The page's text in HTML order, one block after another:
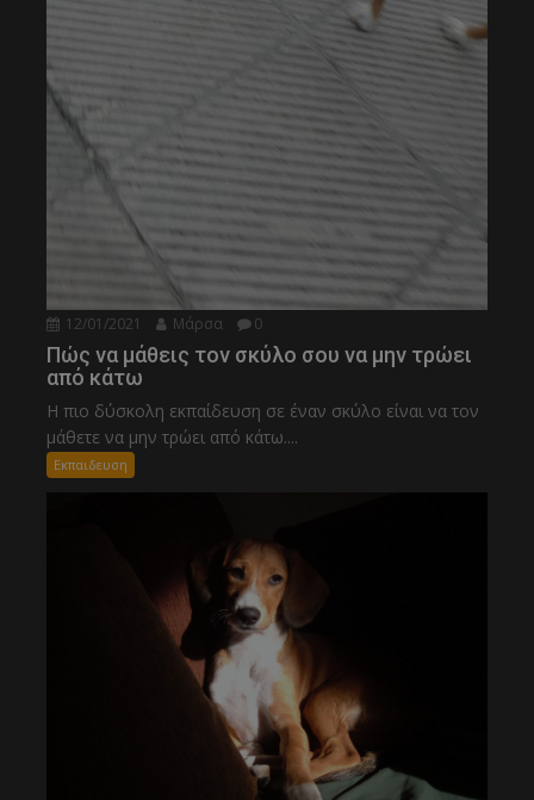
12/01/2021 Μάρσα 0
Πώς να μάθεις τον σκύλο σου να μην τρώει
από κάτω
Η πιο δύσκολη εκπαίδευση σε έναν σκύλο είναι να τον
μάθετε να μην τρώει από κάτω....
Εκπαιδευση